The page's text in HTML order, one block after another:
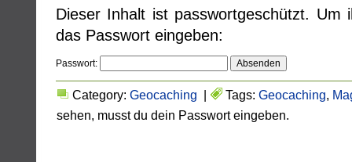
Dieser Inhalt ist passwortgeschützt. Um
das Passwort eingeben:
Passwort:
Category: Geocaching | Tags: Geocaching,
sehen, musst du dein Passwort eingeben.